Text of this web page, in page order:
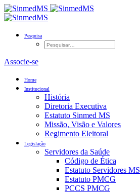
Pesquisa
Associe-se
Home
Institucional
História
Diretoria Executiva
Estatuto Sinmed MS
Missão, Visão e Valores
Regimento Eleitoral
Legislação
Servidores da Saúde
Código de Ética
Estatuto Servidores MS
Estatuto PMCG
PCCS PMCG